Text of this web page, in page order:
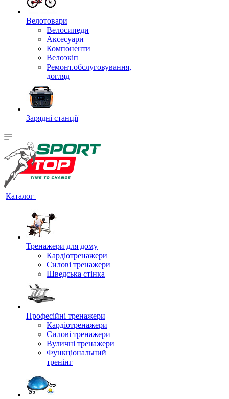
Велотовари
Велосипеди
Аксесуари
Компоненти
Велоэкіп
Ремонт.обслуговування,
догляд
Зарядні станції
Каталог
Тренажери для дому
Кардіотренажери
Силові тренажери
Шведська стінка
Професійні тренажери
Кардіотренажери
Силові тренажери
Вуличні тренажери
Функціональний
тренінг